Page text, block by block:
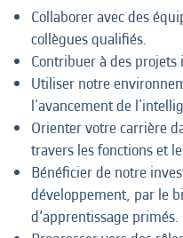
Collaborer avec des
collègues qualifiés.
Contribuer à des projets
Utiliser notre
l'avancement de
Orienter votre carrière
travers les fonctions et
Bénéficier de notre
développement, par le
d’apprentissage primés.